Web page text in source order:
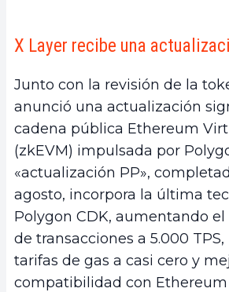
X Layer recibe una
Junto con la revisión de la
anunció una actualización
cadena pública Ethereum
(zkEVM) impulsada por
«actualización PP»,
agosto, incorpora la última
Polygon CDK, aumentando
de transacciones a 5.000
tarifas de gas a casi cero y
compatibilidad con Ethereum